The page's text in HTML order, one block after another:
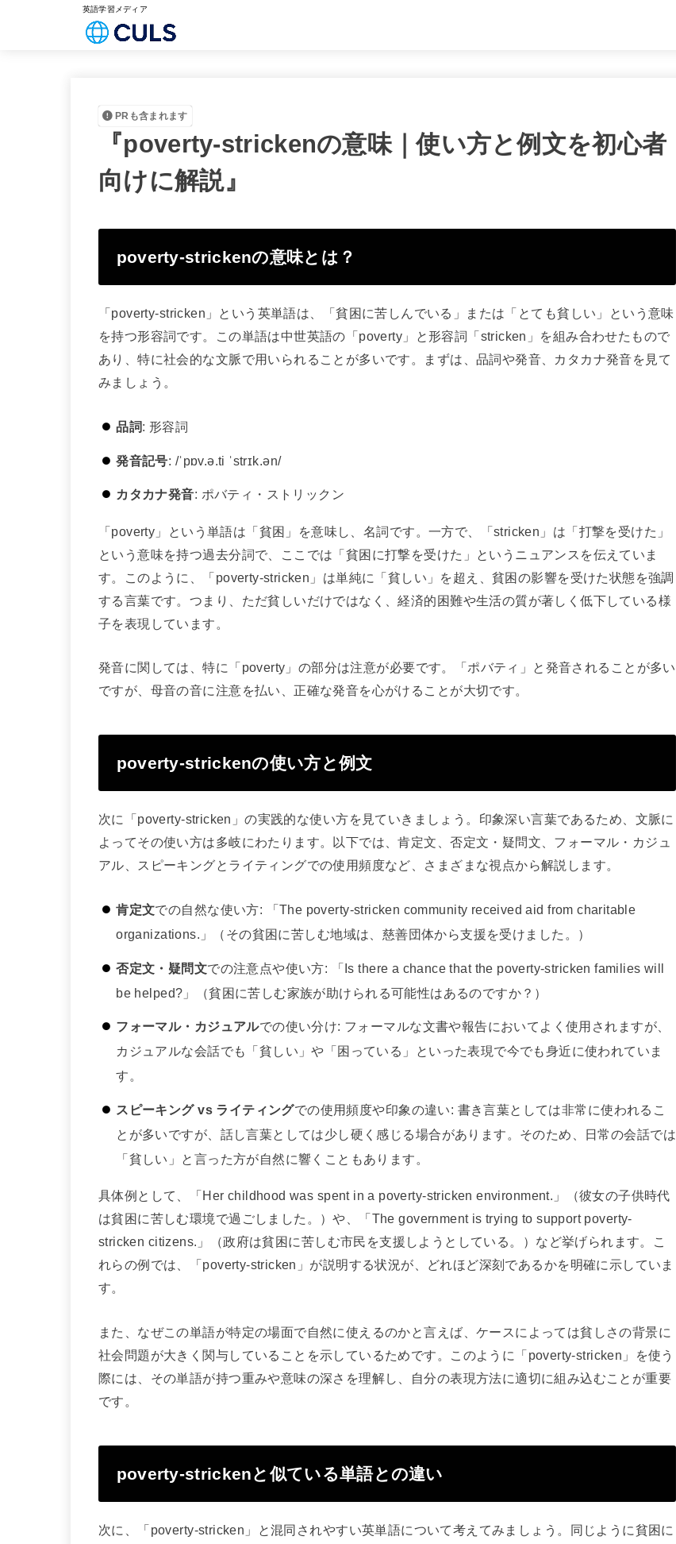
英語学習メディア
PRも含まれます
『poverty-strickenの意味｜使い方と例文を初心者
向けに解説』
poverty-strickenの意味とは？
「poverty-stricken」という英単語は、「貧困に苦しんでいる」または「とても貧しい」という意味
を持つ形容詞です。この単語は中世英語の「poverty」と形容詞「stricken」を組み合わせたもので
あり、特に社会的な文脈で用いられることが多いです。まずは、品詞や発音、カタカナ発音を見て
みましょう。
品詞: 形容詞
発音記号: /ˈpɒv.ə.ti ˈstrɪk.ən/
カタカナ発音: ポバティ・ストリックン
「poverty」という単語は「貧困」を意味し、名詞です。一方で、「stricken」は「打撃を受けた」
という意味を持つ過去分詞で、ここでは「貧困に打撃を受けた」というニュアンスを伝えていま
す。このように、「poverty-stricken」は単純に「貧しい」を超え、貧困の影響を受けた状態を強調
する言葉です。つまり、ただ貧しいだけではなく、経済的困難や生活の質が著しく低下している様
子を表現しています。
発音に関しては、特に「poverty」の部分は注意が必要です。「ポバティ」と発音されることが多い
ですが、母音の音に注意を払い、正確な発音を心がけることが大切です。
poverty-strickenの使い方と例文
次に「poverty-stricken」の実践的な使い方を見ていきましょう。印象深い言葉であるため、文脈に
よってその使い方は多岐にわたります。以下では、肯定文、否定文・疑問文、フォーマル・カジュ
アル、スピーキングとライティングでの使用頻度など、さまざまな視点から解説します。
肯定文での自然な使い方: 「The poverty-stricken community received aid from charitable
organizations.」（その貧困に苦しむ地域は、慈善団体から支援を受けました。）
否定文・疑問文での注意点や使い方: 「Is there a chance that the poverty-stricken families will
be helped?」（貧困に苦しむ家族が助けられる可能性はあるのですか？）
フォーマル・カジュアルでの使い分け: フォーマルな文書や報告においてよく使用されますが、
カジュアルな会話でも「貧しい」や「困っている」といった表現で今でも身近に使われていま
す。
スピーキング vs ライティングでの使用頻度や印象の違い: 書き言葉としては非常に使われるこ
とが多いですが、話し言葉としては少し硬く感じる場合があります。そのため、日常の会話では
「貧しい」と言った方が自然に響くこともあります。
具体例として、「Her childhood was spent in a poverty-stricken environment.」（彼女の子供時代
は貧困に苦しむ環境で過ごしました。）や、「The government is trying to support poverty-
stricken citizens.」（政府は貧困に苦しむ市民を支援しようとしている。）など挙げられます。こ
れらの例では、「poverty-stricken」が説明する状況が、どれほど深刻であるかを明確に示していま
す。
また、なぜこの単語が特定の場面で自然に使えるのかと言えば、ケースによっては貧しさの背景に
社会問題が大きく関与していることを示しているためです。このように「poverty-stricken」を使う
際には、その単語が持つ重みや意味の深さを理解し、自分の表現方法に適切に組み込むことが重要
です。
poverty-strickenと似ている単語との違い
次に、「poverty-stricken」と混同されやすい英単語について考えてみましょう。同じように貧困に